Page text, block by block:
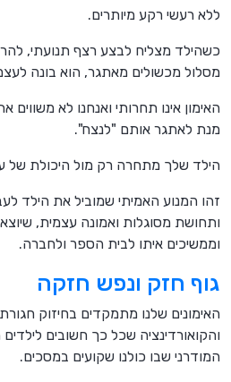
ללא רעשי רקע מיותרים.
כשהילד מצליח לבצע רצף תנועתי,
מסלול מכשולים מאתגר, הוא בונה
האימון אינו תחרותי ואנחנו לא
מנת לאתגר אותם "לנצח".
הילד שלך מתחרה רק מול היכולת של
זהו המנוע האמיתי שמוביל את הילד
ותחושת מסוגלות ואמונה עצמית,
וממשיכים איתו לבית הספר ולחברה.
גוף חזק ונפש חזקה
האימונים שלנו מתמקדים בחיזוק
והקואורדינציה שכל כך חשובים
המודרני שבו כולנו שקועים במסכים.